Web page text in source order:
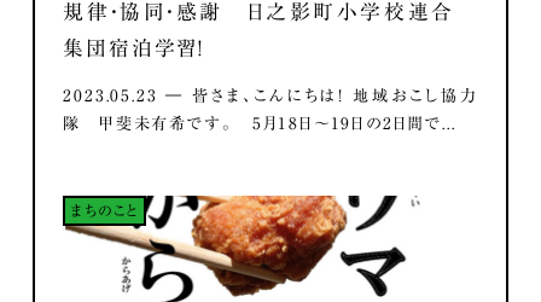
規律・協同・感謝 日之影町小学校連合
集団宿泊学習！
2023.05.23 ― 皆さま、こんにちは！ 地域おこし協力
隊 甲斐未有希です。 5月18日～19日の2日間で...
まちのこと